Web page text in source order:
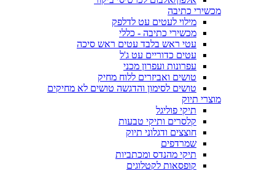
מכשירי כתיבה
מילוי לעטים עט לדלפק
מכשירי כתיבה - כללי
עטי ראש בלבד עטים ראש סיכה
עטים כדוריים עט ג'ל
עפרונות ועפרון מכני
טושים ואביזרים ללוח מחיק
טושים לסימון והדגשה טושים לא מחיקים
מוצרי תיוק
תיקי פוליגל
קלסרים ותיקי טבעות
חוצצים ודגלוני תיוק
שמרדפים
תיקי מהנדס ומכתביות
קופסאות לקטלוגים